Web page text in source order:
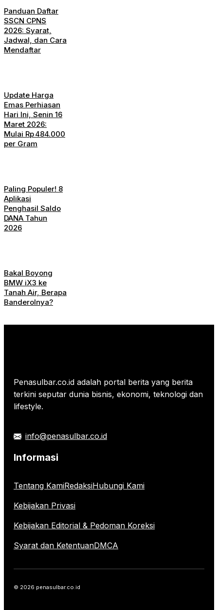
Panduan Daftar
SSCN CPNS
2026: Syarat,
Jadwal, dan Cara
Mendaftar
Update Harga
Emas Perhiasan
Hari Ini, Senin 16
Maret 2026:
Mulai Rp 484.000
per Gram
Paling Populer! 8
Aplikasi
Penghasil Saldo
DANA Tahun
2026
Bakal Boyong
BMW iX3 ke
Tanah Air, Berapa
Banderolnya?
Penasulbar.co.id adalah portal berita yang berita
terkini seputar dunia bisnis, ekonomi, teknologi dan
lifestyle.
info@penasulbar.co.id
Informasi
Tentang KamiRedaksiHubungi Kami
Kebijakan Privasi
Kebijakan Editorial & Pedoman Koreksi
Syarat dan KetentuanDMCA
© 2026 penasulbar.co.id